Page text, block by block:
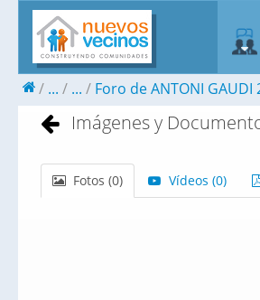
... ... Foro de ANTONI GAUDI
Imágenes y
Fotos (0) Vídeos (0)